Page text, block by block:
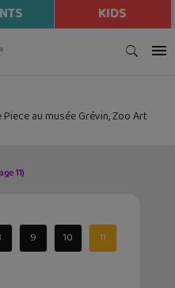
KIDS
au musée Grévin, Zoo Art
11)
9 10 11